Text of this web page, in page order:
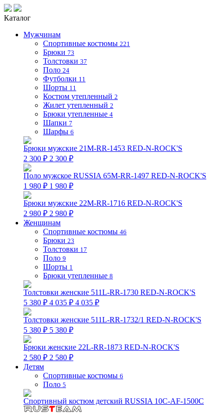
Каталог
Мужчинам
Спортивные костюмы 221
Брюки 73
Толстовки 37
Поло 24
Футболки 11
Шорты 11
Костюм утепленный 2
Жилет утепленный 2
Брюки утепленные 4
Шапки 7
Шарфы 6
Брюки мужские 21M-RR-1453 RED-N-ROCK'S
2 300 ₽ 2 300 ₽
Поло мужское RUSSIA 65M-RR-1497 RED-N-ROCK'S
1 980 ₽ 1 980 ₽
Брюки мужские 22M-RR-1716 RED-N-ROCK'S
2 980 ₽ 2 980 ₽
Женщинам
Спортивные костюмы 46
Брюки 23
Толстовки 17
Поло 9
Шорты 1
Брюки утепленные 8
Толстовки женские 511L-RR-1730 RED-N-ROCK'S
5 380 ₽ 4 035 ₽ 4 035 ₽
Толстовки женские 511L-RR-1732/1 RED-N-ROCK'S
5 380 ₽ 5 380 ₽
Брюки женские 22L-RR-1873 RED-N-ROCK'S
2 580 ₽ 2 580 ₽
Детям
Спортивные костюмы 6
Поло 5
Спортивный костюм детский RUSSIA 10C-AF-1500C